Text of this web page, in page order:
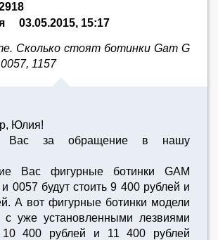
03.05.2015, 15:17
Сколько стоят ботинки Gam G
1157
Юлия!
Вас за обращение в нашу
Вас фигурные ботинки GAM
0057 будут стоить 9 400 рублей и
А вот фигурные ботинки модели
уже установленными лезвиями
10 400 рублей и 11 400 рублей